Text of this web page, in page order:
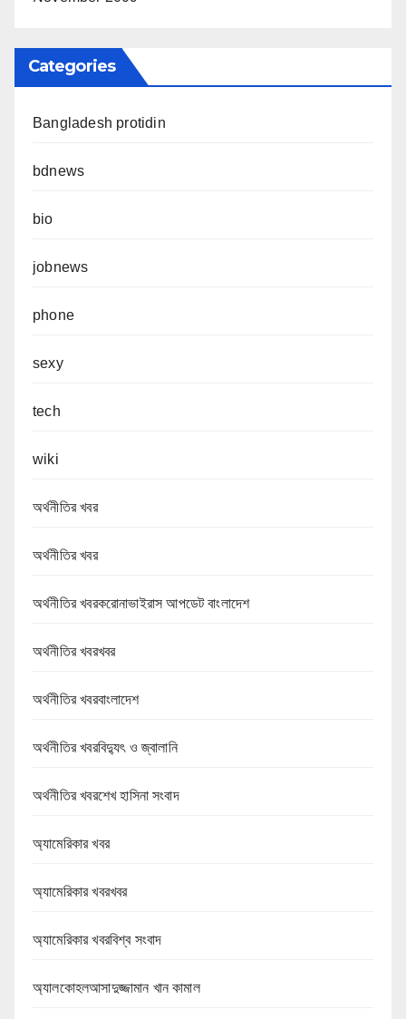
Categories
Bangladesh protidin
bdnews
bio
jobnews
phone
sexy
tech
wiki
অর্থনীতির খবর
অর্থনীতির খবর
অর্থনীতির খবরকরোনাভাইরাস আপডেট বাংলাদেশ
অর্থনীতির খবরখবর
অর্থনীতির খবরবাংলাদেশ
অর্থনীতির খবরবিদ্যুৎ ও জ্বালানি
অর্থনীতির খবরশেখ হাসিনা সংবাদ
অ্যামেরিকার খবর
অ্যামেরিকার খবরখবর
অ্যামেরিকার খবরবিশ্ব সংবাদ
অ্যালকোহলআসাদুজ্জামান খান কামাল